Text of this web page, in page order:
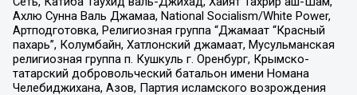
Ахлю Сунна Валь Джамаа, National Socialism/White Power,
Артподготовка, Религиозная группа “Джамаат “Красный
пахарь”, Колумбайн, Хатлонский джамаат, Мусульманская
религиозная группа п. Кушкуль г. Оренбург, Крымско-
татарский добровольческий батальон имени Номана
Челебиджихана, Азов, Партия исламского возрождения